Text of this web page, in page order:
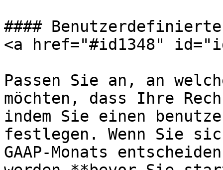
#### Benutzerdefinierte
<a href="#id1348"
Passen Sie an, an
möchten, dass Ihre
indem Sie einen
festlegen. Wenn Sie
GAAP-Monats